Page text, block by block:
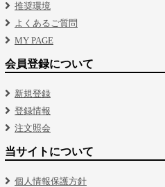
推奨環境
よくあるご質問
MY PAGE
会員登録について
新規登録
登録情報
注文照会
当サイトについて
個人情報保護方針